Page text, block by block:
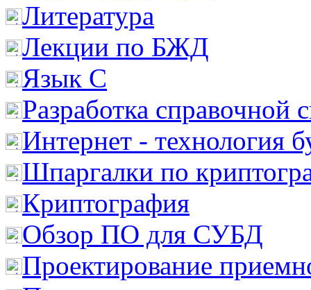
Литература
Лекции по БЖД
Язык С
Разработка справочной
Интернет - технология
Шпаргалки по
Криптография
Обзор ПО для СУБД
Проектирование